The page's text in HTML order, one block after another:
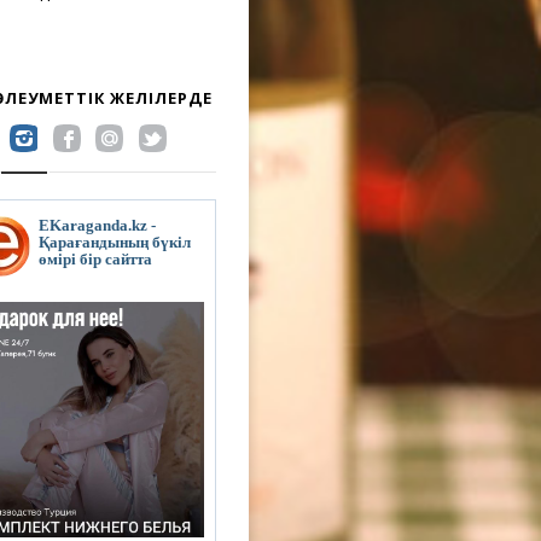
ЖЕЛІЛЕРДЕ
EKaraganda.kz -
Қарағандының бүкіл
өмірі бір сайтта